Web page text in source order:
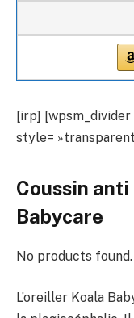
[irp] [wpsm_divider
style=
Coussin
Babycare
No products found.
L’oreiller Koala